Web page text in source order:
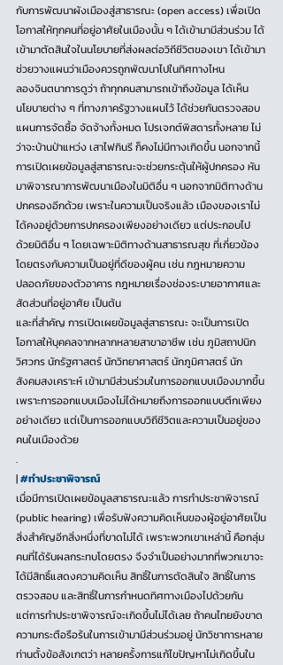
กับการพัฒนาผังเมืองสู่สาธารณะ (open access) เพื่อเปิด
โอกาสให้ทุกคนที่อยู่อาศัยในเมืองนั้น ๆ ได้เข้ามามีส่วนร่วม ได้
เข้ามาตัดสินใจในนโยบายที่ส่งผลต่อวิถีชีวิตของเขา ได้เข้ามา
ช่วยวางแผนว่าเมืองควรถูกพัฒนาไปในทิศทางไหน
ลองจินตนาการดูว่า ถ้าทุกคนสามารถเข้าถึงข้อมูล ได้เห็น
นโยบายต่าง ๆ ที่ทางภาครัฐวางแผนไว้ ได้ช่วยกันตรวจสอบ
แผนการจัดซื้อ จัดจ้างทั้งหมด โปรเจกต์พิสดารทั้งหลาย ไม่
ว่าจะบ้านป่าแหว่ง เสาไฟกินรี ก็คงไม่มีทางเกิดขึ้น นอกจากนี้
การเปิดเผยข้อมูลสู่สาธารณะจะช่วยกระตุ้นให้ผู้ปกครอง หัน
มาพิจารณาการพัฒนาเมืองในมิติอื่น ๆ นอกจากมิติทางด้าน
ปกครองอีกด้วย เพราะในความเป็นจริงแล้ว เมืองของเราไม่
ได้คงอยู่ด้วยการปกครองเพียงอย่างเดียว แต่ประกอบไป
ด้วยมิติอื่น ๆ โดยเฉพาะมิติทางด้านสาธารณสุข ที่เกี่ยวข้อง
โดยตรงกับความเป็นอยู่ที่ดีของผู้คน เช่น กฎหมายความ
ปลอดภัยของตัวอาคาร กฎหมายเรื่องช่องระบายอากาศและ
สัดส่วนที่อยู่อาศัย เป็นต้น
และที่สำคัญ การเปิดเผยข้อมูลสู่สาธารณะ จะเป็นการเปิด
โอกาสให้บุคคลจากหลากหลายสาขาอาชีพ เช่น ภูมิสถาปนิก
วิศวกร นักรัฐศาสตร์ นักวิทยาศาสตร์ นักภูมิศาสตร์ นัก
สังคมสงเคราะห์ เข้ามามีส่วนร่วมในการออกแบบเมืองมากขึ้น
เพราะการออกแบบเมืองไม่ได้หมายถึงการออกแบบตึกเพียง
อย่างเดียว แต่เป็นการออกแบบวิถีชีวิตและความเป็นอยู่ของ
คนในเมืองด้วย
.
| #ทำประชาพิจารณ์
เมื่อมีการเปิดเผยข้อมูลสาธารณะแล้ว การทำประชาพิจารณ์
(public hearing) เพื่อรับฟังความคิดเห็นของผู้อยู่อาศัยเป็น
สิ่งสำคัญอีกสิ่งหนึ่งที่ขาดไม่ได้ เพราะพวกเขาเหล่านี้ คือกลุ่ม
คนที่ได้รับผลกระทบโดยตรง จึงจำเป็นอย่างมากที่พวกเขาจะ
ได้มีสิทธิ์แสดงความคิดเห็น สิทธิ์ในการตัดสินใจ สิทธิ์ในการ
ตรวจสอบ และสิทธิ์ในการกำหนดทิศทางเมืองไปด้วยกัน
แต่การทำประชาพิจารณ์จะเกิดขึ้นไม่ได้เลย ถ้าคนไทยยังขาด
ความกระตือรือร้นในการเข้ามามีส่วนร่วมอยู่ นักวิชาการหลาย
ท่านตั้งข้อสังเกตว่า หลายครั้งการแก้ไขปัญหาไม่เกิดขึ้นใน